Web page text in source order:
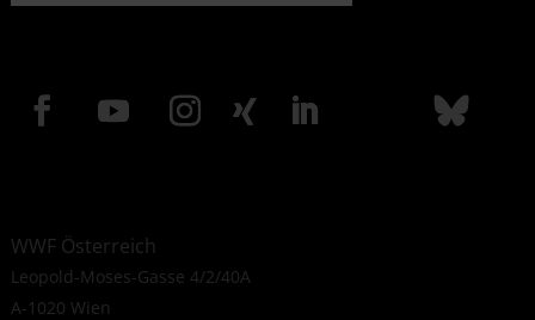
WWF Österreich
Leopold-Moses-Gasse 4/2/40A
A-1020 Wien